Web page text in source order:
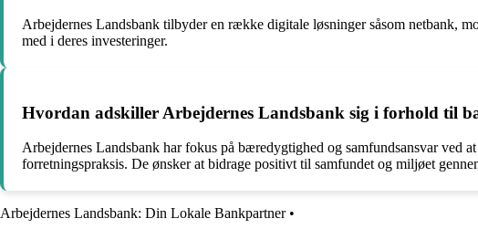
Arbejdernes Landsbank tilbyder en række digitale løsninger såsom netbank,
med i deres investeringer.
Hvordan adskiller Arbejdernes Landsbank sig i forhold til
Arbejdernes Landsbank har fokus på bæredygtighed og samfundsansvar ved
forretningspraksis. De ønsker at bidrage positivt til samfundet og miljøet
Arbejdernes Landsbank: Din Lokale Bankpartner•